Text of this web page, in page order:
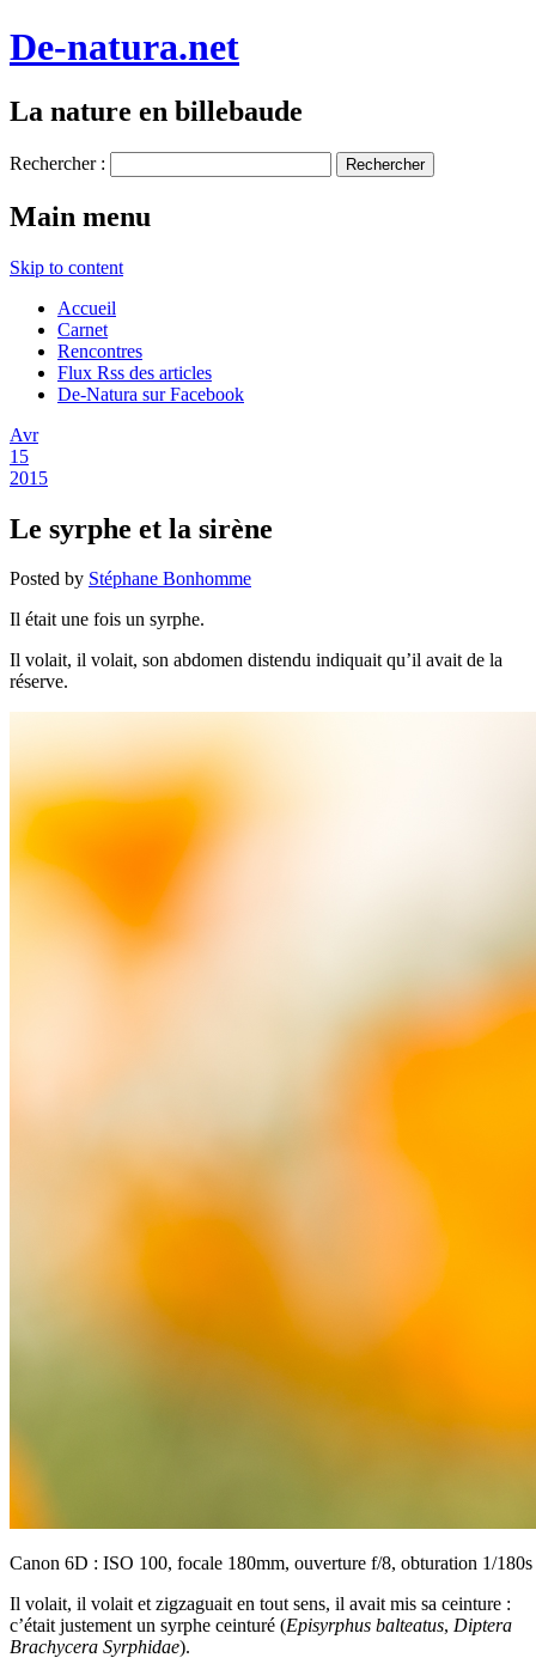
De-natura.net
La nature en billebaude
Rechercher :
Main menu
Skip to content
Accueil
Carnet
Rencontres
Flux Rss des articles
De-Natura sur Facebook
Avr
15
2015
Le syrphe et la sirène
Posted by Stéphane Bonhomme
Il était une fois un syrphe.
Il volait, il volait, son abdomen distendu indiquait qu’il avait de la
réserve.
Canon 6D : ISO 100, focale 180mm, ouverture f/8, obturation 1/180s
Il volait, il volait et zigzaguait en tout sens, il avait mis sa ceinture :
c’était justement un syrphe ceinturé (Episyrphus balteatus, Diptera
Brachycera Syrphidae).